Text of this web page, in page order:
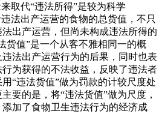
代“违法所得”是较为科学
法出产运营的食物的总货值，不只
出产运营，但尚未构成违法所得的
货值”是一个从客不雅相同一的概
法出产运营行为的后果，同时也表
为获得的不法收益，反映了违法者
“违法货值”做为罚款的计较尺度处
要的是，将“违法货值”做为尺度，
加了食物卫生违法行为的经济成